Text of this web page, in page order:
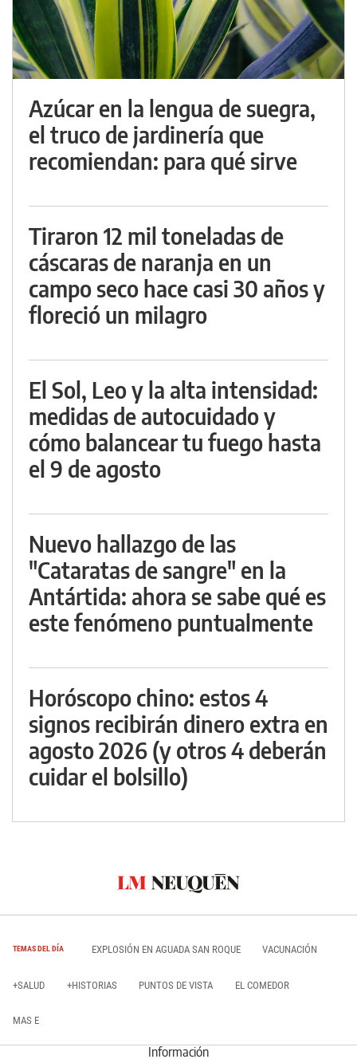
Azúcar en la lengua de suegra,
el truco de jardinería que
recomiendan: para qué sirve
Tiraron 12 mil toneladas de
cáscaras de naranja en un
campo seco hace casi 30 años y
floreció un milagro
El Sol, Leo y la alta intensidad:
medidas de autocuidado y
cómo balancear tu fuego hasta
el 9 de agosto
Nuevo hallazgo de las
"Cataratas de sangre" en la
Antártida: ahora se sabe qué es
este fenómeno puntualmente
Horóscopo chino: estos 4
signos recibirán dinero extra en
agosto 2026 (y otros 4 deberán
cuidar el bolsillo)
TEMAS DEL DÍA EXPLOSIÓN EN AGUADA SAN ROQUE VACUNACIÓN
+SALUD +HISTORIAS PUNTOS DE VISTA EL COMEDOR
MAS E
Información